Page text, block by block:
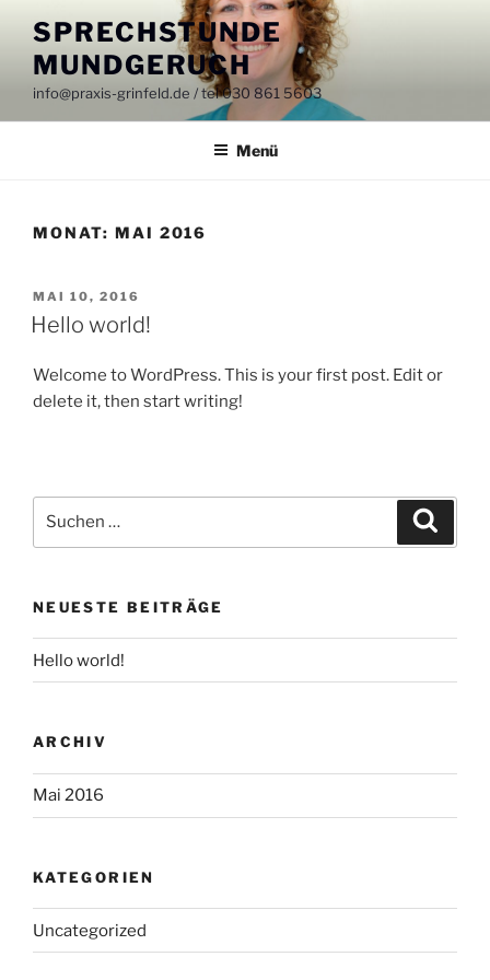
Inhalt
springen
SPRECHSTUNDE
MUNDGERUCH
info@praxis-grinfeld.de / tel 030 861 5603
Menü
MONAT: MAI 2016
VERÖFFENTLICHT
AM
MAI 10, 2016
Hello world!
Welcome to WordPress. This is your first post. Edit or
delete it, then start writing!
nach:
NEUESTE BEITRÄGE
Hello world!
ARCHIV
Mai 2016
KATEGORIEN
Uncategorized